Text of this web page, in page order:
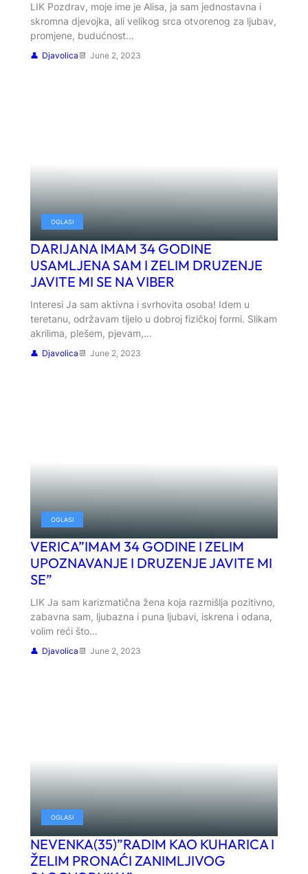
LIK Pozdrav, moje ime je Alisa, ja sam jednostavna i
skromna djevojka, ali velikog srca otvorenog za ljubav,
promjene, budućnost…
Djavolica June 2, 2023
OGLASI
DARIJANA IMAM 34 GODINE
USAMLJENA SAM I ZELIM DRUZENJE
JAVITE MI SE NA VIBER
Interesi Ja sam aktivna i svrhovita osoba! Idem u
teretanu, održavam tijelo u dobroj fizičkoj formi. Slikam
akrilima, plešem, pjevam,…
Djavolica June 2, 2023
OGLASI
VERICA”IMAM 34 GODINE I ZELIM
UPOZNAVANJE I DRUZENJE JAVITE MI
SE”
LIK Ja sam karizmatična žena koja razmišlja pozitivno,
zabavna sam, ljubazna i puna ljubavi, iskrena i odana,
volim reći što…
Djavolica June 2, 2023
OGLASI
NEVENKA(35)”RADIM KAO KUHARICA I
ŽELIM PRONAĆI ZANIMLJIVOG